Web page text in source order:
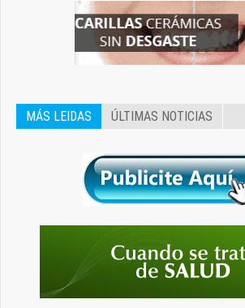
MÁS LEIDAS ÚLTIMAS NOTICIAS